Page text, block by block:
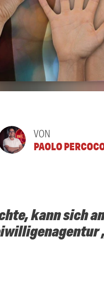
VON
PAOLO
kann sich